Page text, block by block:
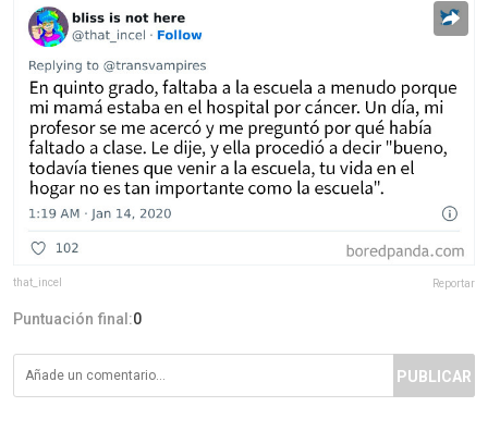
that_incel Reportar
Puntuación final:0
PUBLICAR